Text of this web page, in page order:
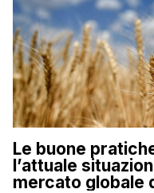
Le buone
l’attuale
mercato globale